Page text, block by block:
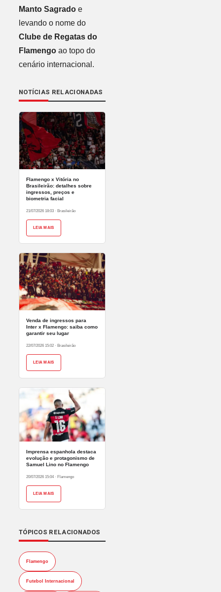
Manto Sagradoe
levando o nome do
Clube de Regatas do
Flamengoao topo do
cenário internacional.
NOTÍCIAS RELACIONADAS
Flamengo x Vitória no
Brasileirão: detalhes sobre
ingressos, preços e
biometria facial
21/07/2026 18:03 · Brasileirão
LEIA MAIS
Venda de ingressos para
Inter x Flamengo: saiba como
garantir seu lugar
22/07/2026 15:02 · Brasileirão
LEIA MAIS
Imprensa espanhola destaca
evolução e protagonismo de
Samuel Lino no Flamengo
20/07/2026 15:04 · Flamengo
LEIA MAIS
TÓPICOS RELACIONADOS
Flamengo
Futebol Internacional